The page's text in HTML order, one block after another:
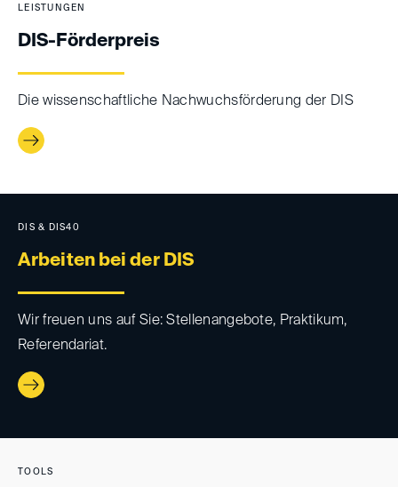
LEISTUNGEN
DIS-Förderpreis
Die wissenschaftliche Nachwuchsförderung der DIS
DIS & DIS40
Arbeiten bei der DIS
Wir freuen uns auf Sie: Stellenangebote, Praktikum,
Referendariat.
TOOLS